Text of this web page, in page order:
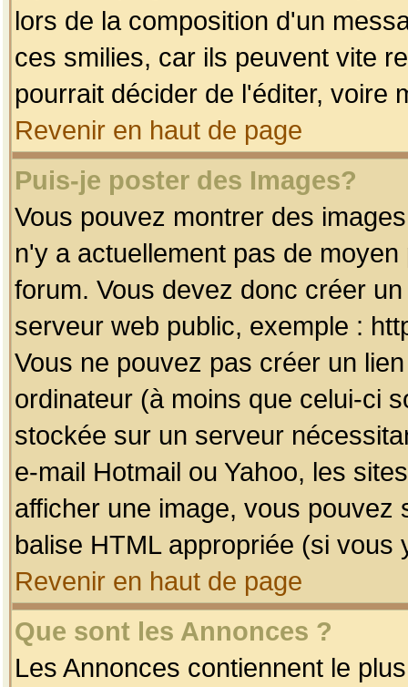
lors de la composition d'un
ces smilies, car ils peuvent vite
pourrait décider de l'éditer, voire
Revenir en haut de page
Puis-je poster des Images?
Vous pouvez montrer des
n'y a actuellement pas de
forum. Vous devez donc créer
serveur web public, exemple :
Vous ne pouvez pas créer un
ordinateur (à moins que celui-ci
stockée sur un serveur
e-mail Hotmail ou Yahoo, les
afficher une image, vous pouvez
balise HTML appropriée (si vous
Revenir en haut de page
Que sont les Annonces ?
Les Annonces contiennent le